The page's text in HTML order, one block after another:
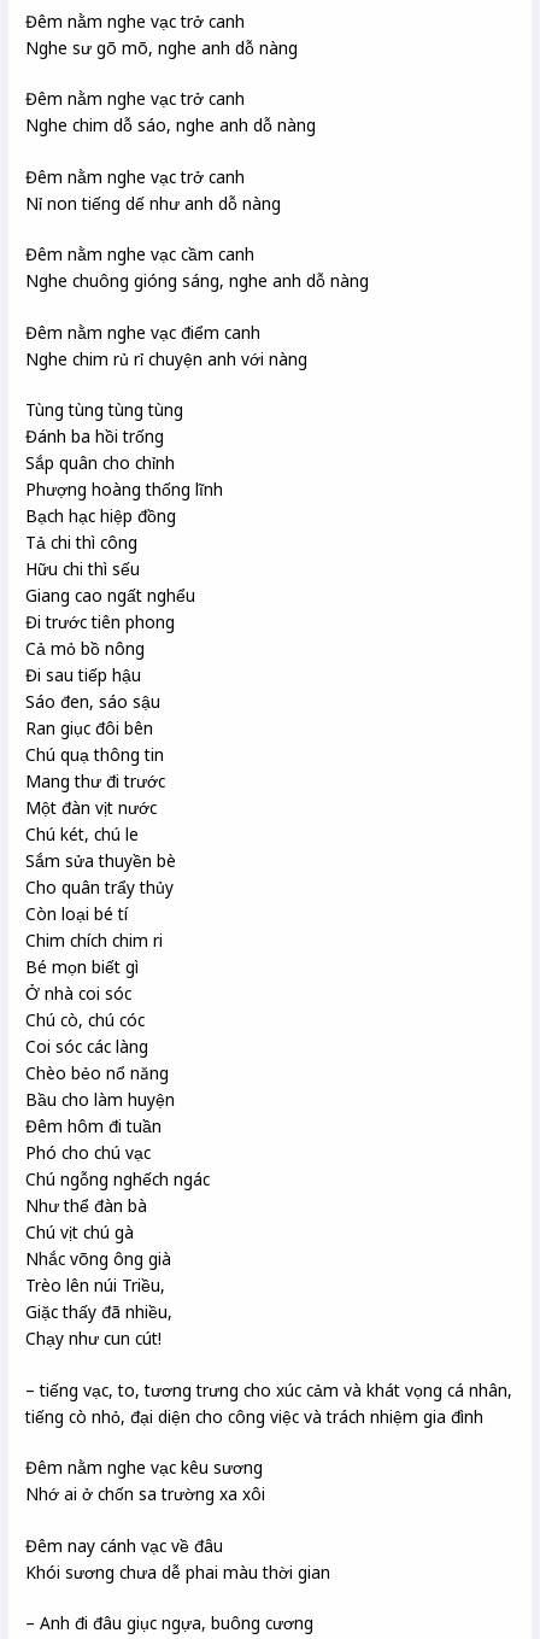
Đêm nằm nghe vạc trở canh
Nghe sư gõ mõ, nghe anh dỗ nàng
Đêm nằm nghe vạc trở canh
Nghe chim dỗ sáo, nghe anh dỗ nàng
Đêm nằm nghe vạc trở canh
Nỉ non tiếng dế như anh dỗ nàng
Đêm nằm nghe vạc cầm canh
Nghe chuông gióng sáng, nghe anh dỗ nàng
Đêm nằm nghe vạc điểm canh
Nghe chim rủ rỉ chuyện anh với nàng
Tùng tùng tùng tùng
Đánh ba hồi trống
Sắp quân cho chỉnh
Phượng hoàng thống lĩnh
Bạch hạc hiệp đồng
Tả chi thì công
Hữu chi thì sếu
Giang cao ngất nghểu
Đi trước tiên phong
Cả mỏ bồ nông
Đi sau tiếp hậu
Sáo đen, sáo sậu
Ran giục đôi bên
Chú quạ thông tin
Mang thư đi trước
Một đàn vịt nước
Chú két, chú le
Sắm sửa thuyền bè
Cho quân trẩy thủy
Còn loại bé tí
Chim chích chim ri
Bé mọn biết gì
Ở nhà coi sóc
Chú cò, chú cóc
Coi sóc các làng
Chèo bẻo nổ năng
Bầu cho làm huyện
Đêm hôm đi tuần
Phó cho chú vạc
Chú ngỗng nghếch ngác
Như thể đàn bà
Chú vịt chú gà
Nhắc võng ông già
Trèo lên núi Triều,
Giặc thấy đã nhiều,
Chạy như cun cút!
– tiếng vạc, to, tương trưng cho xúc cảm và khát vọng cá nhân,
tiếng cò nhỏ, đại diện cho công việc và trách nhiệm gia đình
Đêm nằm nghe vạc kêu sương
Nhớ ai ở chốn sa trường xa xôi
Đêm nay cánh vạc về đâu
Khói sương chưa dễ phai màu thời gian
– Anh đi đâu giục ngựa, buông cương